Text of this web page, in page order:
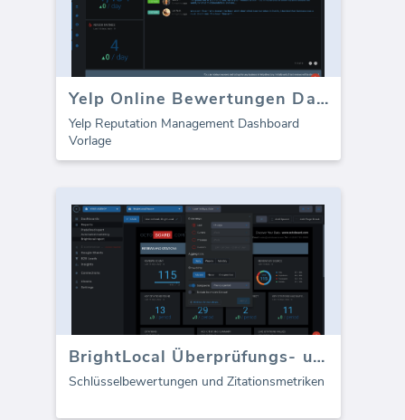
Yelp Online Bewertungen Dashboard
Yelp Reputation Management Dashboard
Vorlage
BrightLocal Überprüfungs- und Zitations-Dashboard
Schlüsselbewertungen und Zitationsmetriken